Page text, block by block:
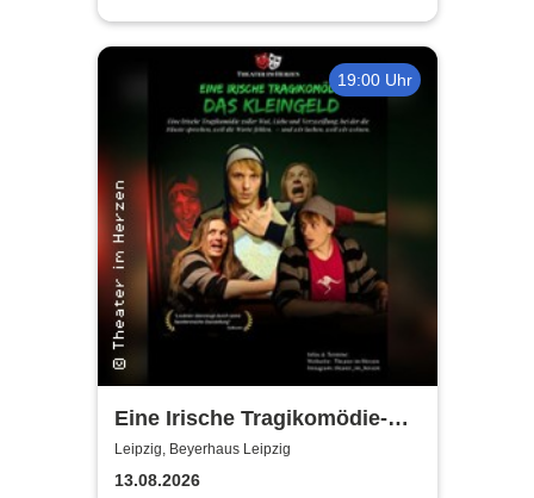
19:00 Uhr
Eine Irische Tragikomödie-
Das Kleingeld | Getreu dem
Motto: Wir lachen, weil wir
Leipzig, Beyerhaus Leipzig
13.08.2026